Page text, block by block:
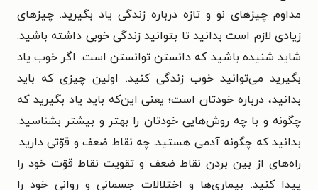
مداوم چیزهای نو و تازه درباره زندگی یاد بگیرید. چیزهای
زیادی لازم است بدانید تا بتوانید زندگی خوبی داشته باشید.
شاید شنیده باشید که دانستن توانستن است. اگر خوب یاد
بگیرید می‌توانید خوب زندگی کنید. اولین چیزی که باید
بدانید، درباره خودتان است؛ یعنی این‌که باید یاد بگیرید که
چگونه و با چه روش‌هایی خودتان را بهتر و بیشتر بشناسید.
بدانید که چگونه آدمی هستید. چه نقاط ضعف و قوّتی دارید.
راه‌های از بین بردن نقاط ضعف و تقویت نقاط قوّت خود را
پیدا کنید. بیماری‌ها و اختلالات جسمانی و روانی خود را